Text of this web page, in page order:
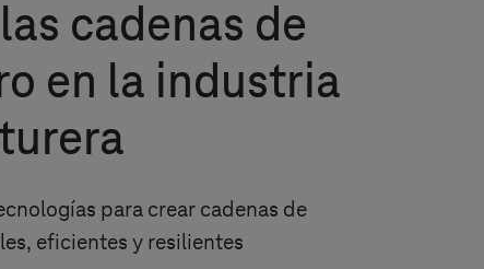
cadenas de
en la industria
para crear cadenas de
eficientes y resilientes